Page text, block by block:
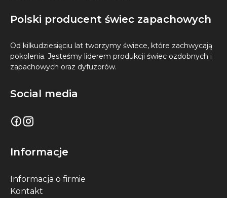
Polski producent świec zapachowych
Od kilkudziesięciu lat tworzymy świece, które zachwycają
pokolenia. Jesteśmy liderem produkcji świec ozdobnych i
zapachowych oraz dyfuzorów.
Social media
Informacje
Informacja o firmie
Kontakt